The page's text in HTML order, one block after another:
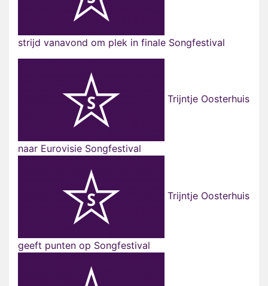
strijd vanavond om plek in finale Songfestival
Trijntje Oosterhuis
naar Eurovisie Songfestival
Trijntje Oosterhuis
geeft punten op Songfestival